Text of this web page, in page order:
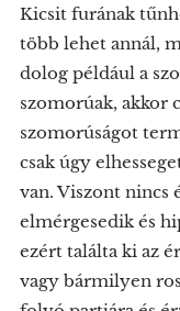
Kicsit furának
több lehet annál,
dolog például a
szomorúak, akkor
szomorúságot
csak úgy
van. Viszont
elmérgesedik és
ezért találta ki az
vagy bármilyen